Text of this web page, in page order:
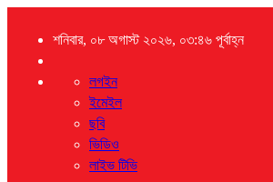
শনিবার, ০৮ অগাস্ট ২০২৬, ০৩:৪৬ পূর্বাহ্ন
লগইন
ইমেইল
ছবি
ভিডিও
লাইভ টিভি